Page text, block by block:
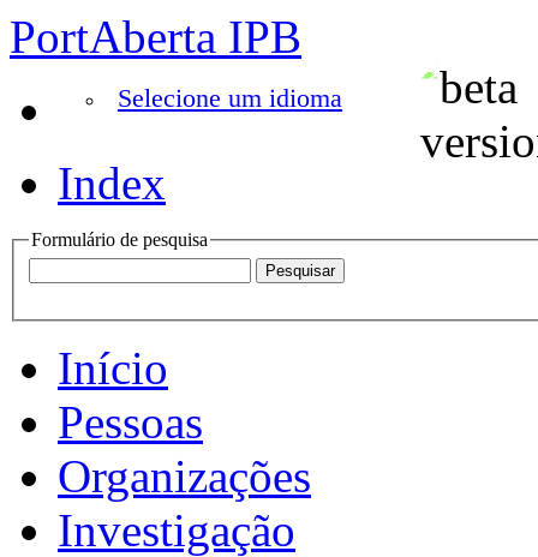
PortAberta IPB
Selecione um idioma
Index
Formulário de pesquisa
Início
Pessoas
Organizações
Investigação